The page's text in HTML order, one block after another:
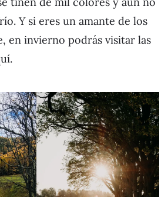
Y si eres un amante de los
en invierno podrás visitar las